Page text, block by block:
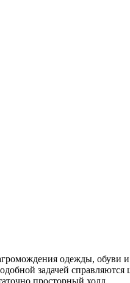
одежды,
задачей
просторный холл.